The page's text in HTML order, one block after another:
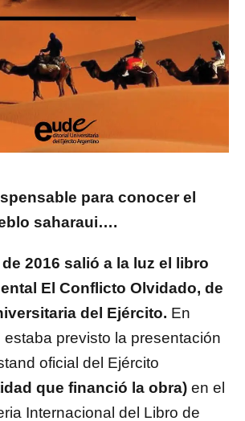
para conocer el
saharaui….
2016 salió a la luz el libro
El Conflicto Olvidado, de
del Ejército. En
previsto la presentación
oficial del Ejército
que financió la obra) en el
Internacional del Libro de